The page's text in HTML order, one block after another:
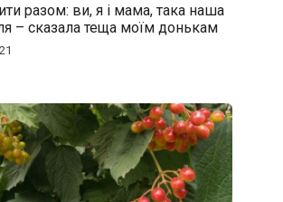
разом: ви, я і мама, така наша
– сказала теща моїм донькам